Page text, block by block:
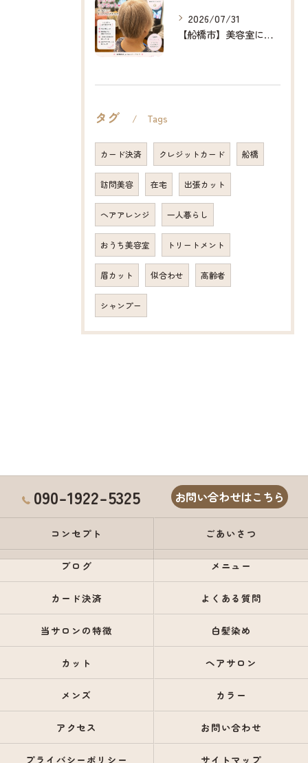
2026/07/31
【船橋市】美容室に行けない…をなくしたい✂️✨
タグ Tags
カード決済 クレジットカード 船橋
訪問美容 在宅 出張カット
ヘアアレンジ 一人暮らし
おうち美容室 トリートメント
眉カット 似合わせ 高齢者
シャンプー
090-1922-5325 お問い合わせはこちら
コンセプト ごあいさつ
ブログ メニュー
カード決済 よくある質問
当サロンの特徴 白髪染め
カット ヘアサロン
メンズ カラー
アクセス お問い合わせ
プライバシーポリシー サイトマップ